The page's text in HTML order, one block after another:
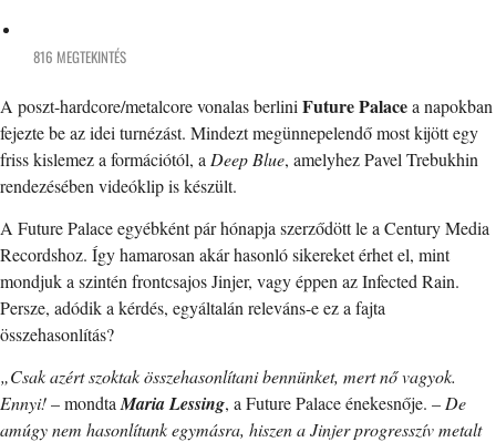
816 MEGTEKINTÉS
A poszt-hardcore/metalcore vonalas berlini Future Palacea napokban
fejezte be az idei turnézást. Mindezt megünnepelendő most kijött egy
friss kislemez a formációtól, a Deep Blue, amelyhez Pavel Trebukhin
rendezésében videóklip is készült.
A Future Palace egyébként pár hónapja szerződött le a Century Media
Recordshoz. Így hamarosan akár hasonló sikereket érhet el, mint
mondjuk a szintén frontcsajos Jinjer, vagy éppen az Infected Rain.
Persze, adódik a kérdés, egyáltalán releváns-e ez a fajta
összehasonlítás?
„Csak azért szoktak összehasonlítani bennünket, mert nő vagyok.
Ennyi!– mondta Maria Lessing, a Future Palace énekesnője. – De
amúgy nem hasonlítunk egymásra, hiszen a Jinjer progresszív metalt